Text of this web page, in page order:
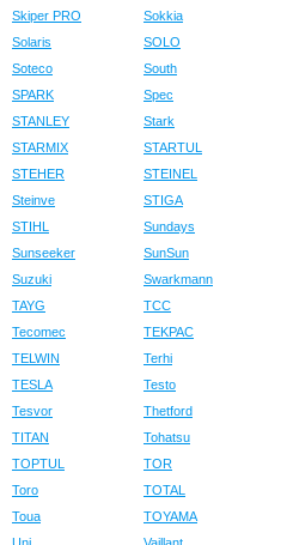
Skiper PRO
Sokkia
Solaris
SOLO
Soteco
South
SPARK
Spec
STANLEY
Stark
STARMIX
STARTUL
STEHER
STEINEL
Steinve
STIGA
STIHL
Sundays
Sunseeker
SunSun
Suzuki
Swarkmann
TAYG
TCC
Tecomec
TEKPAC
TELWIN
Terhi
TESLA
Testo
Tesvor
Thetford
TITAN
Tohatsu
TOPTUL
TOR
Toro
TOTAL
Toua
TOYAMA